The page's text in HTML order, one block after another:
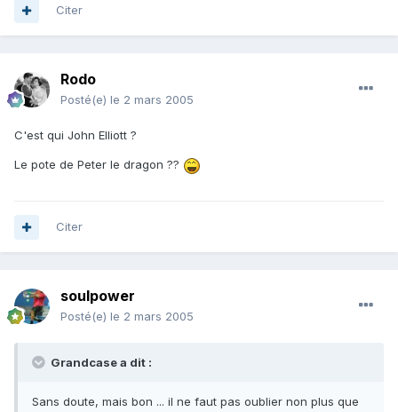
Citer
Rodo
Posté(e) le 2 mars 2005
C'est qui John Elliott ?
Le pote de Peter le dragon ??
Citer
soulpower
Posté(e) le 2 mars 2005
Grandcase a dit :
Sans doute, mais bon ... il ne faut pas oublier non plus que